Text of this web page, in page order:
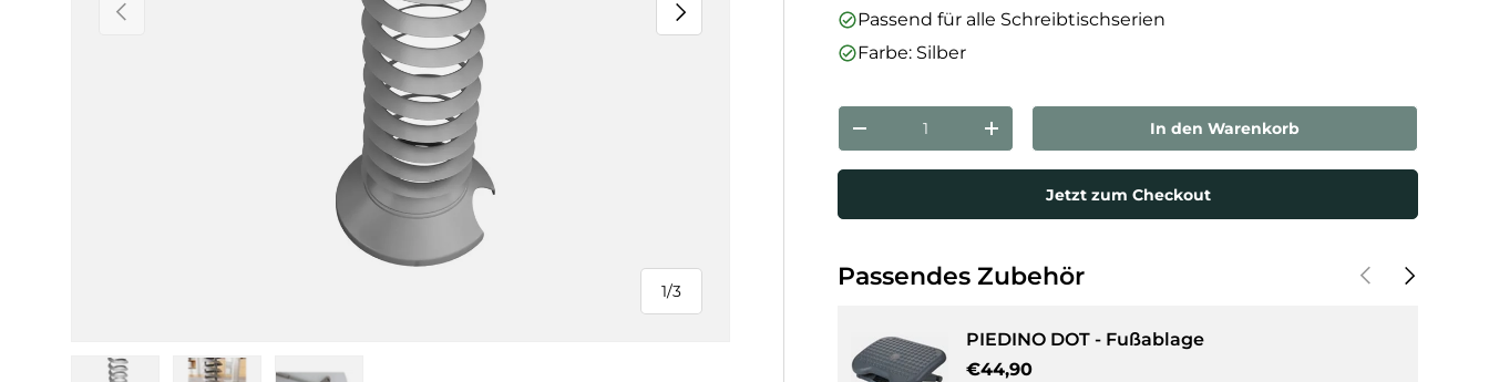
Vorherige
1/
von
3
Nächste
Passend für alle Schreibtischserien
Farbe: Silber
Menge verringernMenge erhöhen In den Warenkorb
Jetzt zum Checkout
Passendes Zubehör VorherigeNächste
PIEDINO DOT - Fußablage
Normaler Preis
€44,90